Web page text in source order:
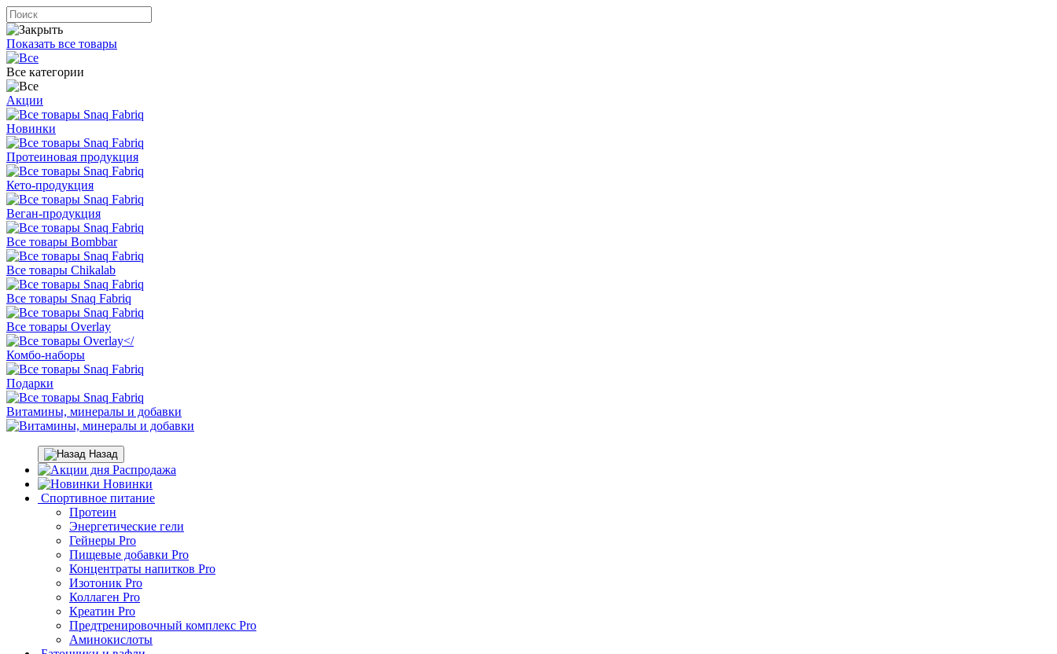
Показать все товары
Все категории
Акции
Новинки
Протеиновая продукция
Кето-продукция
Веган-продукция
Все товары Bombbar
Все товары Chikalab
Все товары Snaq Fabriq
Все товары Overlay
Комбо-наборы
Подарки
Витамины, минералы и добавки
Назад
Распродажа
Новинки
Спортивное питание
Протеин
Энергетические гели
Гейнеры Pro
Пищевые добавки Pro
Концентраты напитков Pro
Изотоник Pro
Коллаген Pro
Креатин Pro
Предтренировочный комплекс Pro
Аминокислоты